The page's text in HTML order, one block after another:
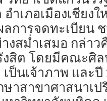
ำเภอเมืองเชียง
ลการจดทะเบียน
สม่ำเสมอ กล่าว
สิต โดยมีคณะศิ
ป็นเจ้าภาพ และปี
สาขาศาสนาเป